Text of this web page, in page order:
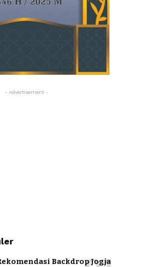
- Advertisement -
Backdrop Jogja